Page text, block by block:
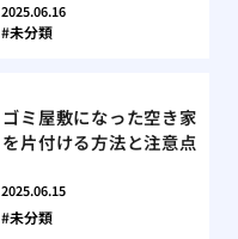
2025.06.16
未分類
ゴミ屋敷になった空き家
を片付ける方法と注意点
2025.06.15
未分類